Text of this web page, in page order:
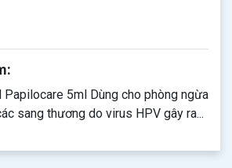
Papilocare 5ml Dùng cho phòng ngừa
sang thương do virus HPV gây ra...